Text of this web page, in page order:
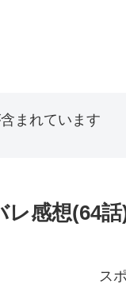
まれています
感想(64
ス